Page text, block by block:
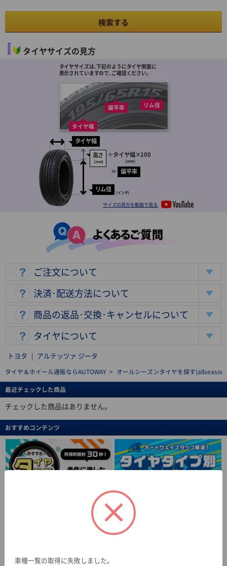
検索する
タイヤサイズの見方
タイヤサイズは､下記のようにタイヤ側面に
表示されていますので､ご確認ください。
タイヤ幅
偏平率 リム径
タイヤ幅
高さ
(mm)
÷タイヤ幅
(mm)
×100
＝ 偏平率
リム径 (インチ)
サイズの見方を動画で見る
ご注文について
決済･配送方法について
商品の返品･交換･キャンセルについて
タイヤについて
トヨタ | アルテッツァ ジータ
タイヤ＆ホイール通販ならAUTOWAY > オールシーズンタイヤを探す
最近チェックした商品
チェックした商品はありません。
おすすめコンテンツ
車種一覧の取得に失敗しました。